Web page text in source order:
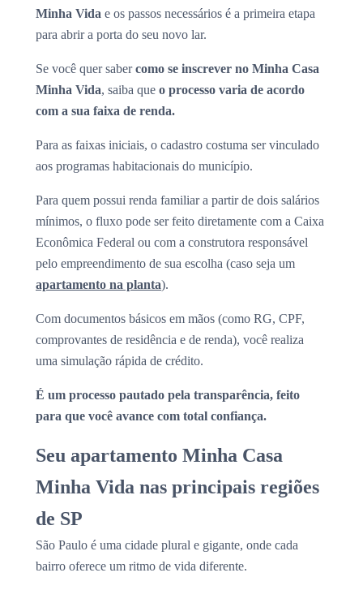
Minha Vida e os passos necessários é a primeira etapa
para abrir a porta do seu novo lar.
Se você quer sabercomo se inscrever no Minha Casa
Minha Vida, saiba que o processo varia de acordo
com a sua faixa de renda.
Para as faixas iniciais, o cadastro costuma ser vinculado
aos programas habitacionais do município.
Para quem possui renda familiar a partir de dois salários
mínimos, o fluxo pode ser feito diretamente com a Caixa
Econômica Federal ou com a construtora responsável
pelo empreendimento de sua escolha (caso seja um
apartamento na planta).
Com documentos básicos em mãos (como RG, CPF,
comprovantes de residência e de renda), você realiza
uma simulação rápida de crédito.
É um processo pautado pela transparência, feito
para que você avance com total confiança.
Seu apartamento Minha Casa
Minha Vida nas principais regiões
de SP
São Paulo é uma cidade plural e gigante, onde cada
bairro oferece um ritmo de vida diferente.